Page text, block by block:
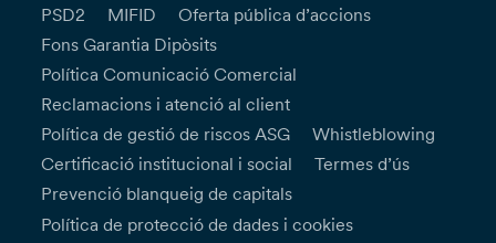
PSD2 MIFID
Oferta pública d’accions
Fons Garantia Dipòsits
Política Comunicació Comercial
Reclamacions i atenció al client
Política de gestió de riscos ASG
Whistleblowing
Certificació institucional i social
Termes d’ús
Prevenció blanqueig de capitals
Política de protecció de dades i cookies